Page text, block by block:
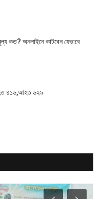
কত? অনলাইনে কাটবেন যেভাবে
৪১৬,আহত ৬২৯